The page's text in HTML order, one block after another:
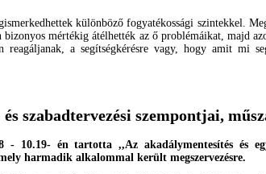
különböző fogyatékossági szintekkel.
mértékig átélhették az ő problémáikat, majd
reagáljanak, a segítségkérésre vagy, hogy amit mi
szabadtervezési szempontjai,
10.19- én tartotta ,,Az akadálymentesítés és
harmadik alkalommal került megszervezésre.